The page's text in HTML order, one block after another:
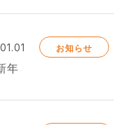
お知らせ
年